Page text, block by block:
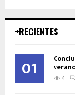
+RECIENTES
01 verano
4